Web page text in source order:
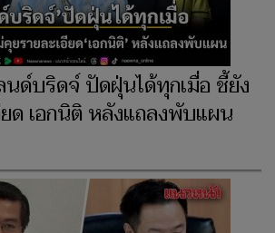
นด์บริดจ์ ปัดฝุ่นได้ทุกเมื่อ ชี้ยัง
ยด เอกนิติ หลังแถลงพับแผน